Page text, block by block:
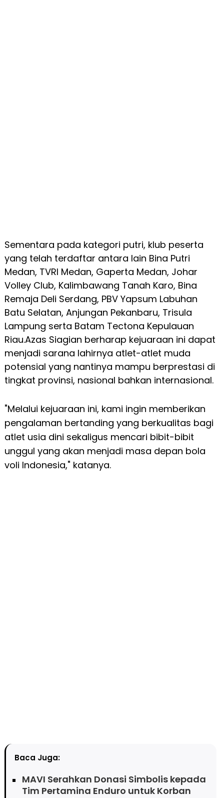
Sementara pada kategori putri, klub peserta
yang telah terdaftar antara lain Bina Putri
Medan, TVRI Medan, Gaperta Medan, Johar
Volley Club, Kalimbawang Tanah Karo, Bina
Remaja Deli Serdang, PBV Yapsum Labuhan
Batu Selatan, Anjungan Pekanbaru, Trisula
Lampung serta Batam Tectona Kepulauan
Riau.Azas Siagian berharap kejuaraan ini dapat
menjadi sarana lahirnya atlet-atlet muda
potensial yang nantinya mampu berprestasi di
tingkat provinsi, nasional bahkan internasional.
"Melalui kejuaraan ini, kami ingin memberikan
pengalaman bertanding yang berkualitas bagi
atlet usia dini sekaligus mencari bibit-bibit
unggul yang akan menjadi masa depan bola
voli Indonesia," katanya.
Baca Juga:
MAVI Serahkan Donasi Simbolis kepada
Tim Pertamina Enduro untuk Korban